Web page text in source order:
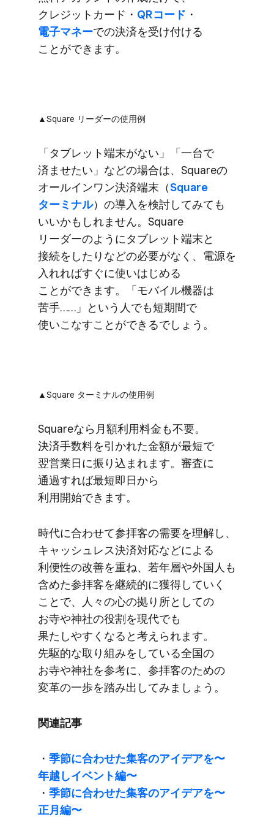
クレジットカード・ QRコード ・
電子マネーでの​決済を​受け付ける​
ことができます。
▲Square リーダーの​使用例
「タブレット端末が​ない」​「一台で​
済ませたい」などの​場合は、​Squareの​
オールインワン決済端末​（Square
ターミナル）の​導入を​検討してみても​
いいかもしれません。​Square
リーダーのように​タブレット端末と​
接続を​したりなどの​必要が​なく、​電源を​
入れれば​すぐに​使い​はじめる​
ことができます。​「モバイル機器は​
苦手……」と​いう​人でも​短期間で​
使いこな​すことができるでしょう。
▲Square ターミナルの​使用例
Squareなら​月額利用料金も​不要。​
決済手数料を​引かれた​金額が​最短で​
翌営業日に​振り込まれます。​審査に​
通過すれば​最短即日から​
利用開始できます。
時代に​合わせて​参拝客の​需要を​理解し、​
キャッシュレス決済対応などに​よる​
利便性の​改善を​重ね、​若年層や​外国人も​
含めた​参拝客を​継続的に​獲得していく​
ことで、​人々の​心の​拠り所と​しての​
お寺や​神社の​役割を​現代でも​
果たしやすくなると​考えられます。​
先駆的な​取り組みを​している​全国の​
お寺や​神社を​参考に、​参拝客の​ための​
変革の​一歩を​踏み出してみましょう。
関連記事
・ 季節に​合わせた​集客の​アイデアを​〜
年越しイベント編〜
・ 季節に​合わせた​集客の​アイデアを​〜
正月編〜